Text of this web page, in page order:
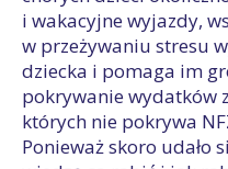
i wakacyjne wyjazdy,
w przeżywaniu stresu
dziecka i pomaga im
pokrywanie wydatków
których nie pokrywa
Ponieważ skoro udało